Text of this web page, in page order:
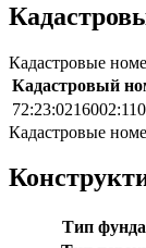
Кадастровые
Кадастровый
Кадастровые
Тип